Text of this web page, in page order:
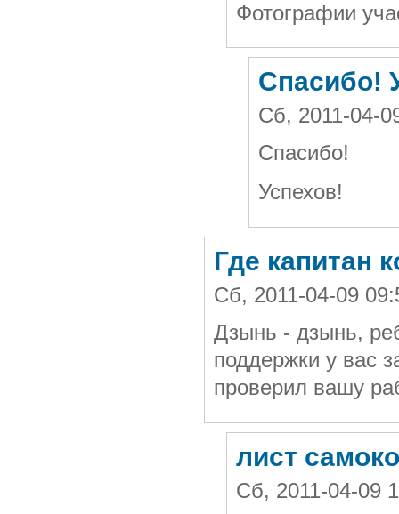
Фотографии
Спасибо!
Сб, 2011-04-
Спасибо!
Успехов!
Где капитан
Сб, 2011-04-09
Дзынь - дзынь,
поддержки у вас
проверил вашу
лист
Сб, 2011-04-09